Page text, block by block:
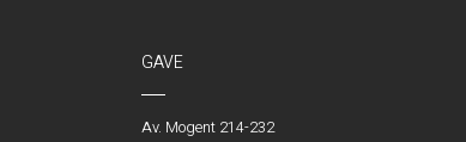
GAVE
Av. Mogent 214-232